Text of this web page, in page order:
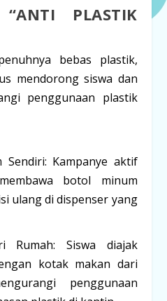
PLASTIK
bebas plastik,
mendorong siswa dan
penggunaan plastik
Sendiri: Kampanye aktif
botol minum
ulang di dispenser yang
Rumah: Siswa diajak
kotak makan dari
penggunaan